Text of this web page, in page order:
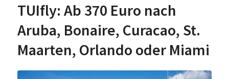
TUIfly: Ab 370 Euro nach
Aruba, Bonaire, Curacao, St.
Maarten, Orlando oder Miami